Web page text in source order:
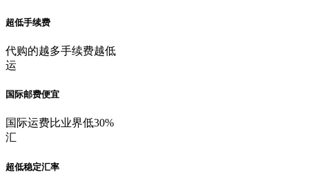
超低手续费
代购的越多手续费越低
运
国际邮费便宜
国际运费比业界低30%
汇
超低稳定汇率